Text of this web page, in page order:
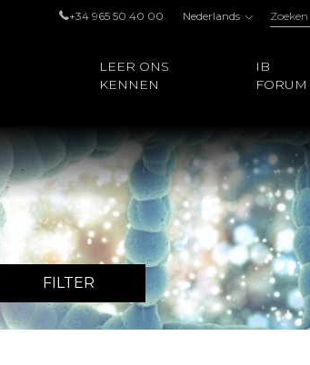
+34 965 50 40 00 Nederlands Zoeken:
LEER ONS
KENNEN
IB
FORUM
FILTER